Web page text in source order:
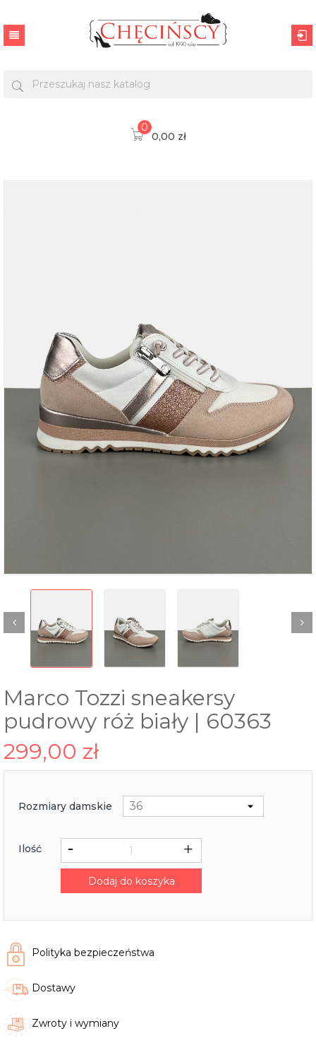
0
0,00 zł
Marco Tozzi sneakersy
pudrowy róż biały | 60363
299,00 zł
Rozmiary damskie
Ilość
Dodaj do koszyka
Polityka bezpieczeństwa
Dostawy
Zwroty i wymiany